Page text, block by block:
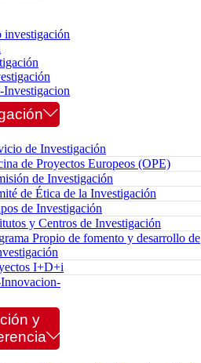
investigación
de Investigación
de Proyectos Europeos (OPE)
de Investigación
de Ética de la Investigación
de Investigación
y Centros de Investigación
Propio de fomento y desarrollo de
I+D+i
y